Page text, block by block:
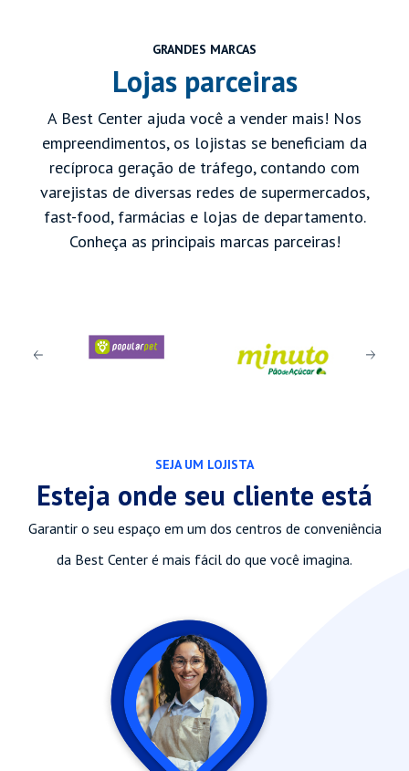
GRANDES MARCAS
Lojas parceiras
A Best Center ajuda você a vender mais! Nos
empreendimentos, os lojistas se beneficiam da
recíproca geração de tráfego, contando com
varejistas de diversas redes de supermercados,
fast-food, farmácias e lojas de departamento.
Conheça as principais marcas parceiras!
Previous Next
SEJA UM LOJISTA
Esteja onde seu cliente está
Garantir o seu espaço em um dos centros de conveniência
da Best Center é mais fácil do que você imagina.